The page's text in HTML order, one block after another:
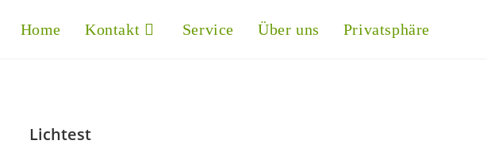
Home Kontakt Service Über uns Privatsphäre
Lichtest